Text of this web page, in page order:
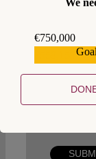
We
€750,000